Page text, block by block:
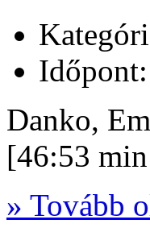
Időpont:
Danko,
[46:53
» Tovább